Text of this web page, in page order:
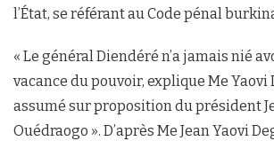
l’État, se référant au Code pénal
« Le général Diendéré n’a jamais nié
vacance du pouvoir, explique Me Yaovi
assumé sur proposition du président
Ouédraogo ». D’après Me Jean Yaovi